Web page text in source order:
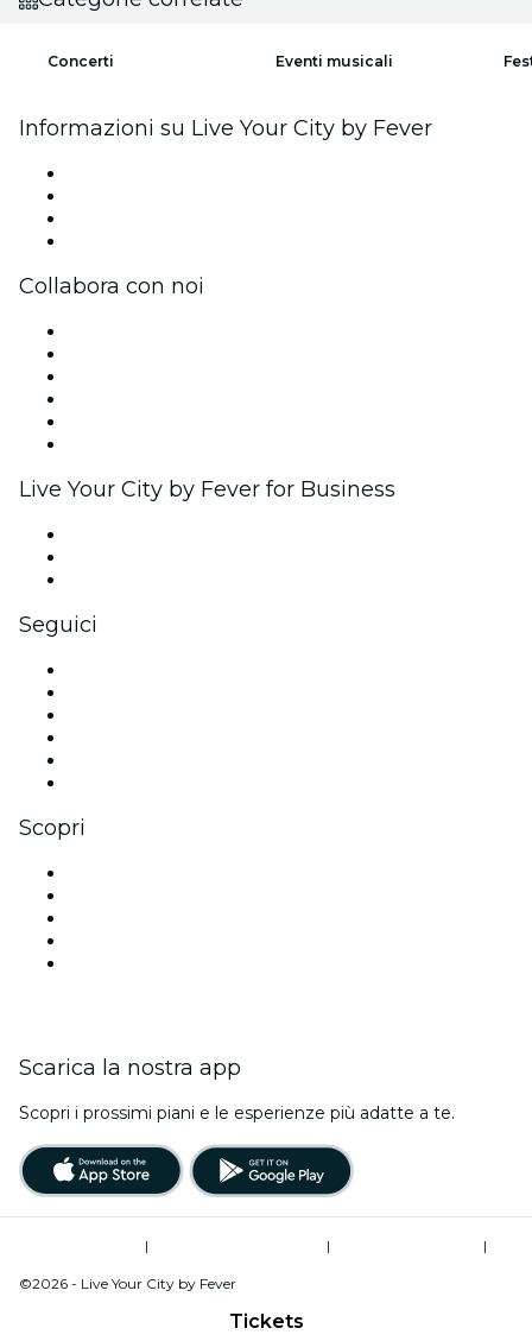
Tickets
Concerti Eventi musicali
Informazioni su Live Your City by Fever
Collabora con noi
Live Your City by Fever for Business
Seguici
Scopri
Scarica la nostra app
Scopri i prossimi piani e le esperienze più adatte a te.
| |
|
©2026 - Live Your City by Fever